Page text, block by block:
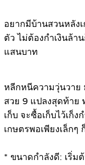
อยากมีบ้านสวนหลัง
ตัว ไม่ต้องกำเงินล้า
แสนบาท
หลีกหนีความวุ่นวาย
สวย 9 แปลงสุดท้าย
เก็บ จะซื้อเก็บไว้เก็
เกษตรพอเพียงเล็กๆ
* ขนาดกำลังดี: เริ่ม